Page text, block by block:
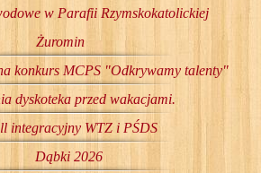
w Parafii Rzymskokatolickiej
Żuromin
konkurs MCPS "Odkrywamy talenty"
dyskoteka przed wakacjami.
integracyjny WTZ i PŚDS
Dąbki 2026